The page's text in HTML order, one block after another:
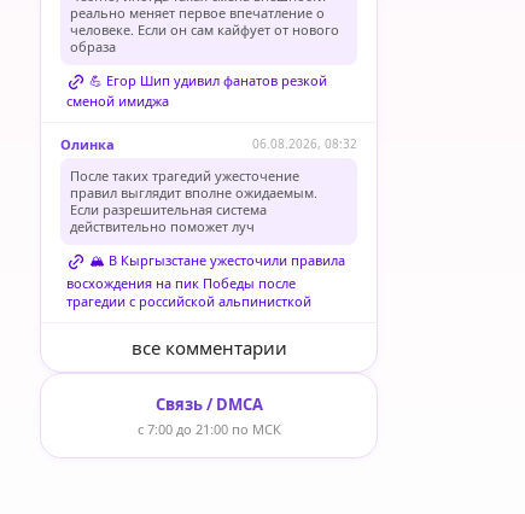
реально меняет первое впечатление о
человеке. Если он сам кайфует от нового
образа
💪 Егор Шип удивил фанатов резкой
сменой имиджа
Олинка 06.08.2026, 08:32
После таких трагедий ужесточение
правил выглядит вполне ожидаемым.
Если разрешительная система
действительно поможет луч
🏔️ В Кыргызстане ужесточили правила
восхождения на пик Победы после
трагедии с российской альпинисткой
все комментарии
Связь / DMCA
с 7:00 до 21:00 по МСК